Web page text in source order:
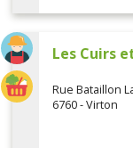
Les Cuirs
Rue Bataillon
6760 - Virton